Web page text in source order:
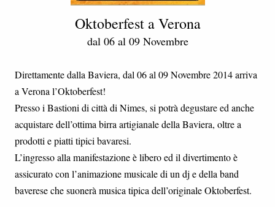
Oktoberfest a Verona
dal 06 al 09 Novembre
Direttamente dalla Baviera, dal 06 al 09 Novembre 2014 arriva
a Verona l’Oktoberfest!
Presso i Bastioni di città di Nimes, si potrà degustare ed anche
acquistare dell’ottima birra artigianale della Baviera, oltre a
prodotti e piatti tipici bavaresi.
L’ingresso alla manifestazione è libero ed il divertimento è
assicurato con l’animazione musicale di un dj e della band
baverese che suonerà musica tipica dell’originale Oktoberfest.